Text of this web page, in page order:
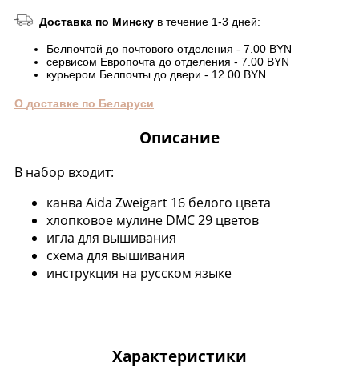
Доставка по Минску в течение 1-3 дней:
Белпочтой до почтового отделения - 7.00 BYN
сервисом Европочта до отделения - 7.00 BYN
курьером Белпочты до двери - 12.00 BYN
О доставке по Беларуси
Описание
В набор входит:
канва Aida Zweigart 16 белого цвета
хлопковое мулине DMC 29 цветов
игла для вышивания
схема для вышивания
инструкция на русском языке
Характеристики